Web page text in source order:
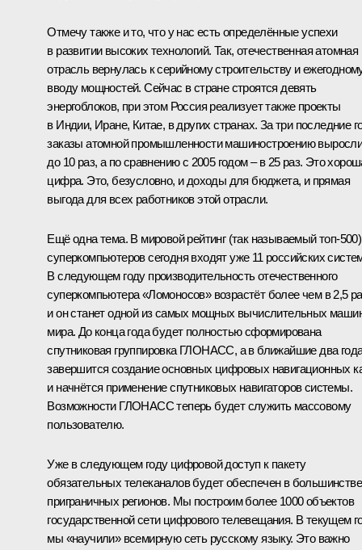
Отмечу также и то, что у нас есть определённые успехи
в развитии высоких технологий. Так, отечественная атомная
отрасль вернулась к серийному строительству и
вводу мощностей. Сейчас в стране строятся девять
энергоблоков, при этом Россия реализует также проекты
в Индии, Иране, Китае, в других странах. За три последние
заказы атомной промышленности машиностроению
до 10 раз, а по сравнению с 2005 годом – в 25 раз. Это
цифра. Это, безусловно, и доходы для бюджета, и прямая
выгода для всех работников этой отрасли.
Ещё одна тема. В мировой рейтинг (так называемый топ-500)
суперкомпьютеров сегодня входят уже 11 российских
В следующем году производительность отечественного
суперкомпьютера «Ломоносов» возрастёт более чем в 2,5
и он станет одной из самых мощных вычислительных
мира. До конца года будет полностью сформирована
спутниковая группировка ГЛОНАСС, а в ближайшие два
завершится создание основных цифровых навигационных
и начнётся применение спутниковых навигаторов системы.
Возможности ГЛОНАСС теперь будет служить массовому
пользователю.
Уже в следующем году цифровой доступ к пакету
обязательных телеканалов будет обеспечен в большинстве
приграничных регионов. Мы построим более 1000 объектов
государственной сети цифрового телевещания. В текущем
мы «научили» всемирную сеть русскому языку. Это важно